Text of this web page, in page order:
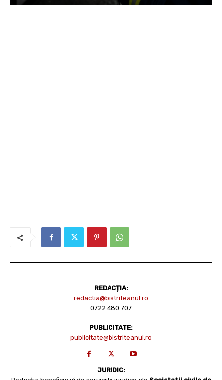
REDACȚIA:
redactia@bistriteanul.ro
0722.480.707
PUBLICITATE:
publicitate@bistriteanul.ro
JURIDIC: